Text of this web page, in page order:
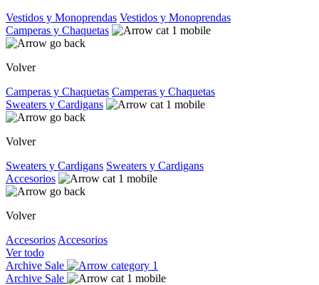
Vestidos y Monoprendas Vestidos y Monoprendas
Camperas y Chaquetas
Volver
Camperas y Chaquetas Camperas y Chaquetas
Sweaters y Cardigans
Volver
Sweaters y Cardigans Sweaters y Cardigans
Accesorios
Volver
Accesorios Accesorios
Ver todo
Archive Sale
Archive Sale